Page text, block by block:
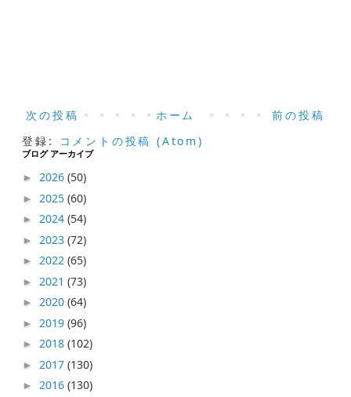
次の投稿 前の投稿
ホーム
登録:
コメントの投稿 (Atom)
ブログ アーカイブ
► 2026(50)
► 2025(60)
► 2024(54)
► 2023(72)
► 2022(65)
► 2021(73)
► 2020(64)
► 2019(96)
► 2018(102)
► 2017(130)
► 2016(130)